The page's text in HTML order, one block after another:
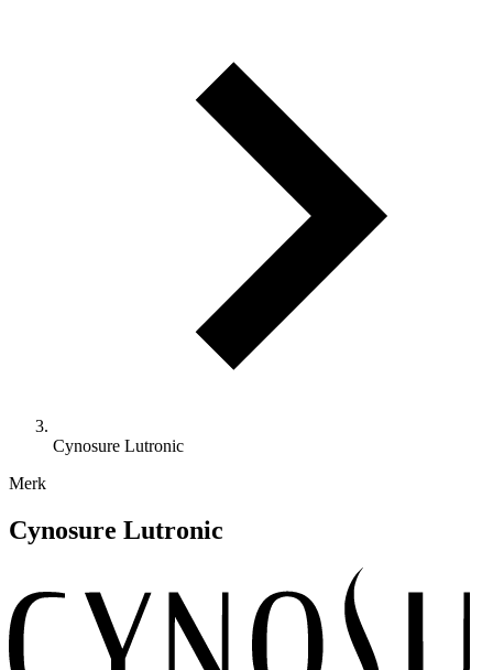
Cynosure Lutronic
Merk
Cynosure Lutronic